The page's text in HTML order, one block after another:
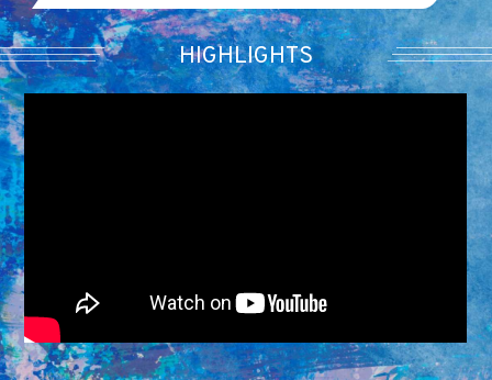
HIGHLIGHTS